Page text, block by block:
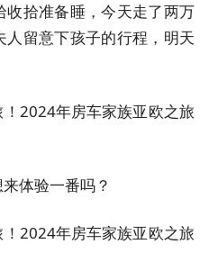
拾准备睡，今天走了两万
留意下孩子的行程，明天
体验一番吗？